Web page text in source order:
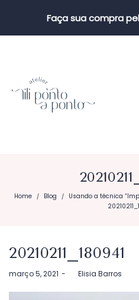
Faça sua compra
Home / Blog / Usando a técnica
20210211_180941
Postado
março 5, 2021 byElisia Barros